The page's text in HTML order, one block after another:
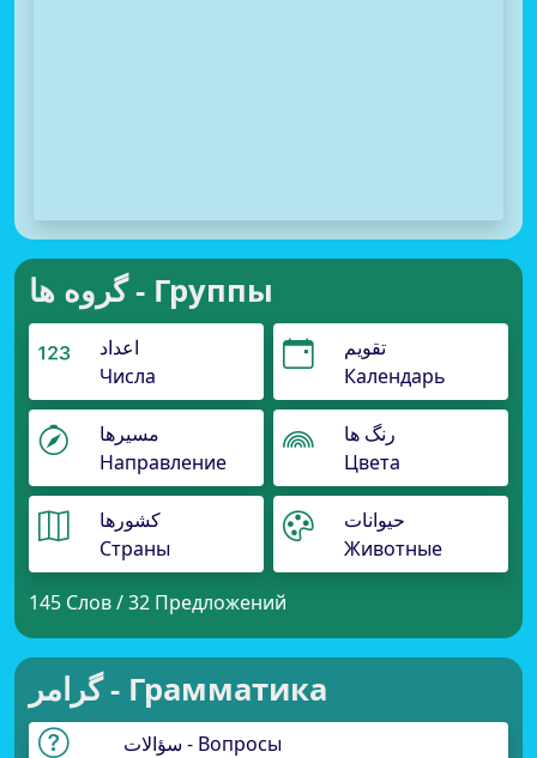
گروه ها - Группы
اعداد
Числа
تقویم
Календарь
مسیرها
Направление
رنگ ها
Цвета
کشورها
Страны
حیوانات
Животные
145 Слов / 32 Предложений
گرامر - Грамматика
سؤالات - Вопросы